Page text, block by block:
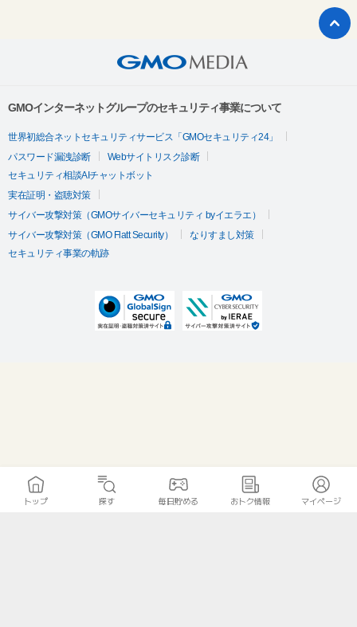
GMOインターネットグループのセキュリティ事業について
世界初総合ネットセキュリティサービス「GMOセキュリティ24」
パスワード漏洩診断
Webサイトリスク診断
セキュリティ相談AIチャットボット
実在証明・盗聴対策
サイバー攻撃対策（GMOサイバーセキュリティ byイエラエ）
サイバー攻撃対策（GMO Flatt Security）
なりすまし対策
セキュリティ事業の軌跡
トップ 探す 毎日貯める おトク情報 マイページ